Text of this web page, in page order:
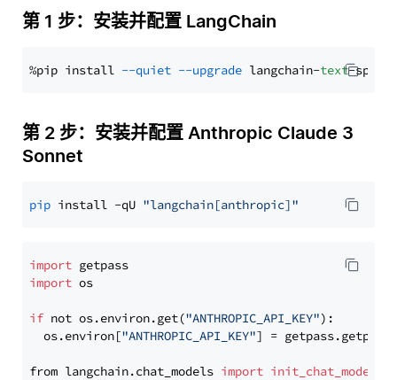
第 1 步：安装并配置 LangChain
%pip install --quiet --upgrade langchain-text
第 2 步：安装并配置 Anthropic Claude 3
Sonnet
pip install -qU "langchain[anthropic]"
import
import os
if not os.environ.get("ANTHROPIC_API_KEY"):
  os.environ[
"ANTHROPIC_API_KEY"] = getpass.getpass(
from langchain.chat_models import init_chat_model